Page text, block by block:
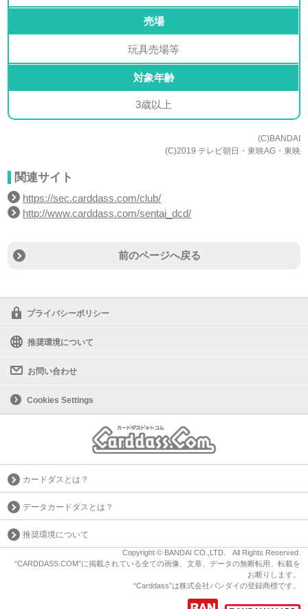
売場
玩具売場等
対象年齢
3歳以上
(C)BANDAI
(C)2019 テレビ朝日・東映AG・東映
関連サイト
https://sec.carddass.com/club/
http://www.carddass.com/sentai_dcd/
前のページへ戻る
プライバシーポリシー
推奨環境について
お問い合わせ
Cookies Settings
カードダスとは？
データカードダスとは？
推奨環境について
Copyright © BANDAI CO.,LTD. All Rights Reserved.
“CARDDASS.COM”に掲載されている全ての画像、文章、データの無断転用、転載を
お断りします。
“Carddass”は株式会社バンダイの登録商標です。